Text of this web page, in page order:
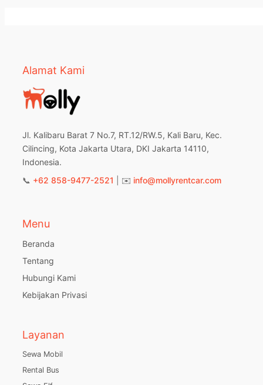
Alamat Kami
Jl. Kalibaru Barat 7 No.7, RT.12/RW.5, Kali Baru, Kec.
Cilincing, Kota Jakarta Utara, DKI Jakarta 14110,
Indonesia.
📞 +62 858-9477-2521 | ✉️ info@mollyrentcar.com
Menu
Beranda
Tentang
Hubungi Kami
Kebijakan Privasi
Layanan
Sewa Mobil
Rental Bus